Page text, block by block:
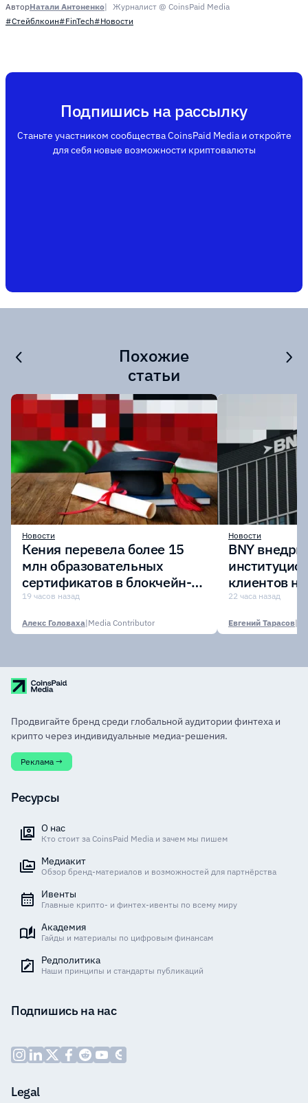
АвторНатали Антоненко
Журналист @ CoinsPaid Media
#Стейблкоин#FinTech#Новости
Подпишись на рассылку
Станьте участником сообщества CoinsPaid Media и откройте
для себя новые возможности криптовалюты
Похожие
статьи
Новости
Кения перевела более 15
млн образовательных
сертификатов в блокчейн-
сеть Avalanche
19 часов назад
Алекс Головаха|Media Contributor
Новости
BNY
клиентов
Digital Asset
22 часа назад
Евгений Тарасов|
Продвигайте бренд среди глобальной аудитории финтеха и
крипто через индивидуальные медиа-решения.
Реклама →
Ресурсы
О нас
Кто стоит за CoinsPaid Media и зачем мы пишем
Медиакит
Обзор бренд-материалов и возможностей для партнёрства
Ивенты
Главные крипто- и финтех-ивенты по всему миру
Академия
Гайды и материалы по цифровым финансам
Редполитика
Наши принципы и стандарты публикаций
Подпишись на нас
Legal